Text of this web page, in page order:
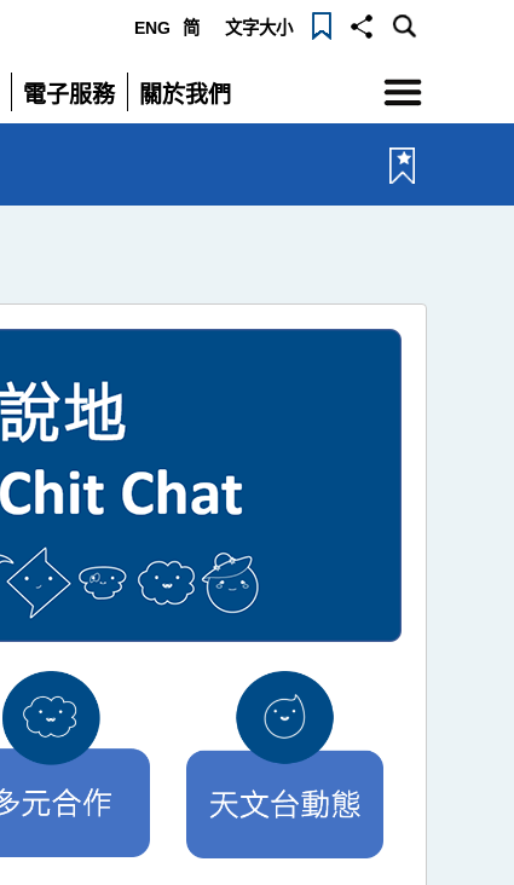
ENG 简 文字大小
電子服務
展
關於我們
展
選
單